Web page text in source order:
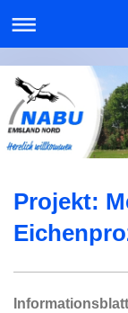
Projekt: